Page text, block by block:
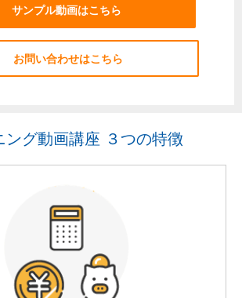
サンプル動画はこちら
お問い合わせはこちら
ング動画講座 ３つの特徴